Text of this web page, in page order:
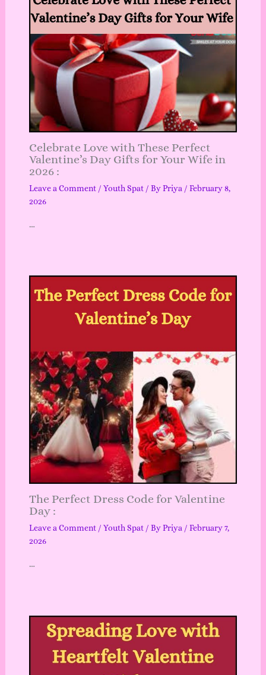
Celebrate Love with These Perfect
Valentine’s Day Gifts for Your Wife in
2026 :
Leave a Comment / Youth Spat/ ByPriya / February 8,
2026
…
The Perfect Dress Code for Valentine
Day :
Leave a Comment / Youth Spat/ ByPriya / February 7,
2026
…